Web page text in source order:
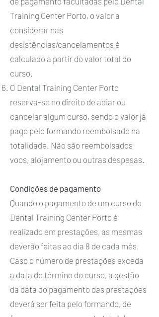
Training Center Porto, o valor a
considerar nas
desistências/cancelamentos é
calculado a partir do valor total do
curso.
O Dental Training Center Porto
reserva-se no direito de adiar ou
cancelar algum curso, sendo o valor já
pago pelo formando reembolsado na
totalidade. Não são reembolsados
voos, alojamento ou outras despesas.
Condições de pagamento
Quando o pagamento de um curso do
Dental Training Center Porto é
realizado em prestações, as mesmas
deverão feitas ao dia 8 de cada mês.
Caso o número de prestações exceda
a data de término do curso, a gestão
da data do pagamento das prestações
deverá ser feita pelo formando, de